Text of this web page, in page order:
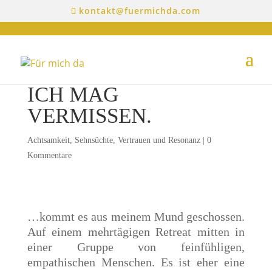
kontakt@fuermichda.com
ICH MAG
VERMISSEN.
Achtsamkeit, Sehnsüchte, Vertrauen und Resonanz| 0
Kommentare
…kommt es aus meinem Mund geschossen.
Auf einem mehrtägigen Retreat mitten in
einer Gruppe von feinfühligen,
empathischen Menschen. Es ist eher eine